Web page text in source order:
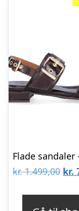
kr.1.499,00 kr.